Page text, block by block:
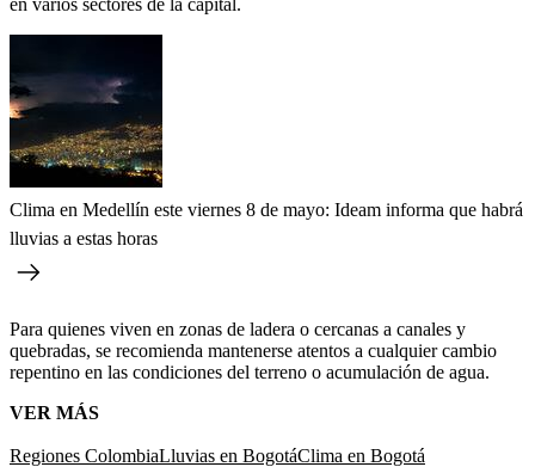
Clima en Medellín este viernes 8 de mayo: Ideam informa que habrá
lluvias a estas horas
Para quienes viven en zonas de ladera o cercanas a canales y
quebradas, se recomienda mantenerse atentos a cualquier cambio
repentino en las condiciones del terreno o acumulación de agua.
VER MÁS
Regiones ColombiaLluvias en BogotáClima en Bogotá